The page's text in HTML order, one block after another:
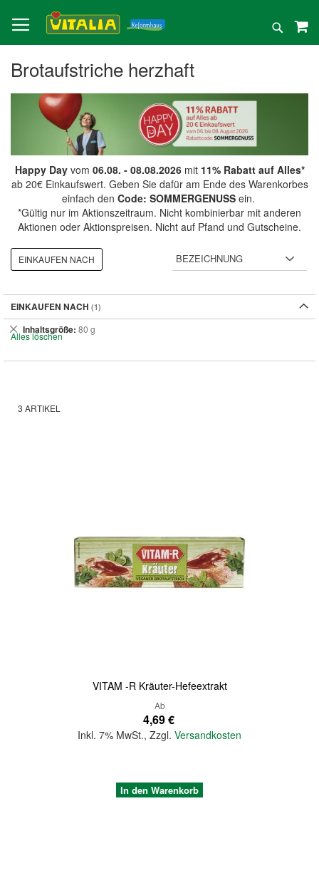
zum
Inhalt
Suche
Brotaufstriche herzhaft
Happy Dayvom 06.08. - 08.08.2026mit 11% Rabatt auf Alles*
ab 20€ Einkaufswert. Geben Sie dafür am Ende des Warenkorbes
einfach den Code: SOMMERGENUSSein.
*Gültig nur im Aktionszeitraum. Nicht kombinierbar mit anderen
Aktionen oder Aktionspreisen. Nicht auf Pfand und Gutscheine.
3 ARTIKEL
VITAM -R Kräuter-Hefeextrakt
Ab
4,69 €
Inkl. 7% MwSt., Zzgl. Versandkosten
In den Warenkorb
EINKAUFEN NACH
EINKAUFEN NACH
Inhaltsgröße 80 g
Dies
entfernen
Alles löschen